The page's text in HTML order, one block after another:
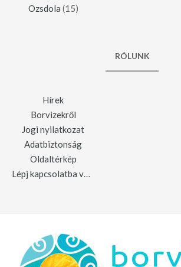
Ozsdola (15)
RÓLUNK
Hírek
Borvizekről
Jogi nyilatkozat
Adatbiztonság
Oldaltérkép
Lépj kapcsolatba velünk